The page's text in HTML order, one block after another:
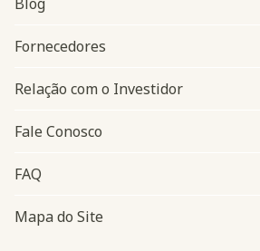
Navegação do rodapé
Fornecedores
Relação com o Investidor
Fale Conosco
FAQ
Mapa do Site